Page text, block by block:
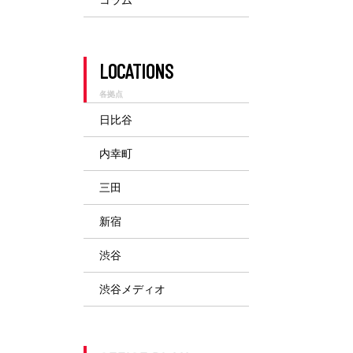
LOCATIONS
各拠点
日比谷
内幸町
三田
新宿
渋谷
渋谷メディオ